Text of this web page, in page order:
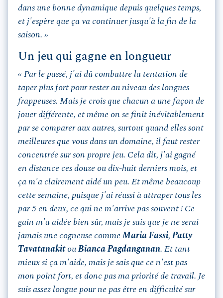
dans une bonne dynamique depuis quelques temps,
et j'espère que ça va continuer jusqu'à la fin de la
saison. »
Un jeu qui gagne en longueur
« Par le passé, j'ai dû combattre la tentation de
taper plus fort pour rester au niveau des longues
frappeuses. Mais je crois que chacun a une façon de
jouer différente, et même on se finit inévitablement
par se comparer aux autres, surtout quand elles sont
meilleures que vous dans un domaine, il faut rester
concentrée sur son propre jeu. Cela dit, j'ai gagné
en distance ces douze ou dix-huit derniers mois, et
ça m'a clairement aidé un peu. Et même beaucoup
cette semaine, puisque j'ai réussi à attraper tous les
par 5 en deux, ce qui ne m'arrive pas souvent ! Ce
gain m'a aidée bien sûr, mais je sais que je ne serai
jamais une cogneuse comme Maria Fassi, Patty
Tavatanakitou Bianca Pagdanganan. Et tant
mieux si ça m'aide, mais je sais que ce n'est pas
mon point fort, et donc pas ma priorité de travail. Je
suis assez longue pour ne pas être en difficulté sur